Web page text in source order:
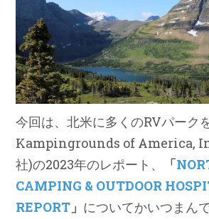
今回は、北米に多くのRVパーク
Kampingrounds of America,
社)の2023年のレポート、
「
CAMPING & OUTDOOR
REPORT」 についてかいつまん